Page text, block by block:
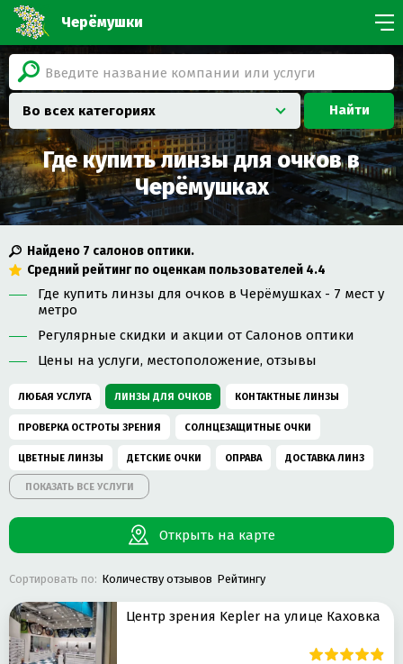
Черёмушки
Найти
Во всех категориях
Где купить линзы для очков в
Черёмушках
Найдено 7 салонов оптики.
Средний рейтинг по оценкам пользователей 4.4
Где купить линзы для очков в Черёмушках - 7 мест у
метро
Регулярные скидки и акции от Салонов оптики
Цены на услуги, местоположение, отзывы
ЛЮБАЯ УСЛУГА ЛИНЗЫ ДЛЯ ОЧКОВ КОНТАКТНЫЕ ЛИНЗЫ
ПРОВЕРКА ОСТРОТЫ ЗРЕНИЯ СОЛНЦЕЗАЩИТНЫЕ ОЧКИ
ЦВЕТНЫЕ ЛИНЗЫ ДЕТСКИЕ ОЧКИ ОПРАВА ДОСТАВКА ЛИНЗ
ИНТЕРНЕТ-МАГАЗИН ОПТИКИ
МАСТЕРСКАЯ ПО ИЗГОТОВЛЕНИЮ ОЧКОВ
ПОДБОР КОНТАКТНЫХ ЛИНЗ
МУЛЬТИФОКАЛЬНЫЕ ЛИНЗЫ СРОЧНОЕ ИЗГОТОВЛЕНИЕ ОЧКОВ
МУЖСКИЕ ОЧКИ ЖЕНСКИЕ ОЧКИ РЕМОНТ ОПРАВЫ
ДЕТСКИЕ СОЛНЦЕЗАЩИТНЫЕ ОЧКИ
ПОКАЗАТЬ ВСЕ УСЛУГИ
Открыть на карте
Сортировать по: Количеству отзывов Рейтингу
Центр зрения Kepler на улице Каховка